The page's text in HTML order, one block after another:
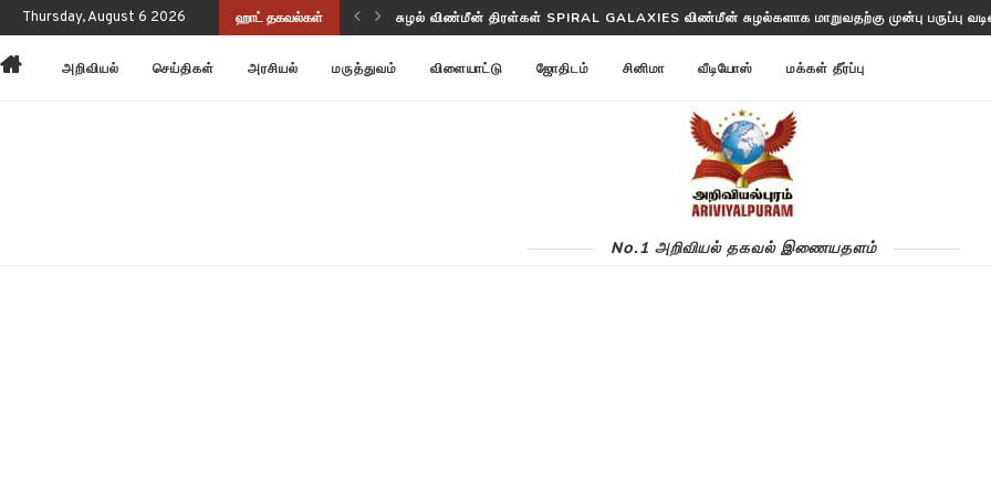
Thursday, August 6 2026 ஹாட் தகவல்கள்
செயல்திறனையும் மேம்படுத்துகிறது! சுழல் விண்மீன் திரள்கள் SPIRAL GALAXIES விண்மீன் சுழல்களாக மாறுவதற்கு முன்பு பருப்பு
அறிவியல் செய்திகள் அரசியல் மருத்துவம் விளையாட்டு ஜோதிடம் சினிமா வீடியோஸ் மக்கள் தீர்ப்பு
No.1 அறிவியல் தகவல் இணையதளம்